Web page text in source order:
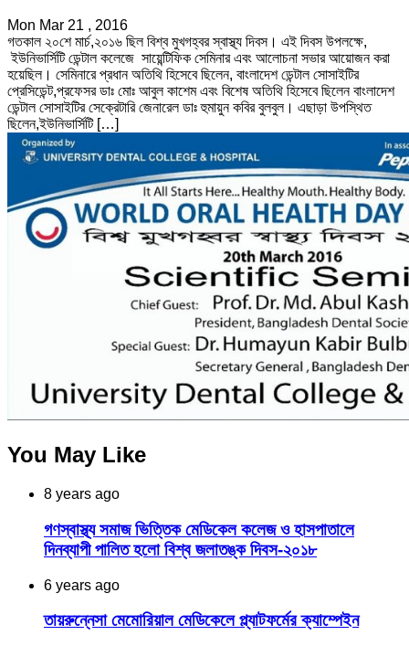
Mon Mar 21 , 2016
গতকাল ২০শে মার্চ,২০১৬ ছিল বিশ্ব মুখগহ্বর স্বাস্থ্য দিবস। এই দিবস উপলক্ষে,
ইউনিভার্সিটি ডেন্টাল কলেজে সায়েন্টিফিক সেমিনার এবং আলোচনা সভার আয়োজন করা
হয়েছিল। সেমিনারে প্রধান অতিথি হিসেবে ছিলেন, বাংলাদেশ ডেন্টাল সোসাইটির
প্রেসিডেন্ট,প্রফেসর ডাঃ মোঃ আবুল কাশেম এবং বিশেষ অতিথি হিসেবে ছিলেন বাংলাদেশ
ডেন্টাল সোসাইটির সেক্রেটারি জেনারেল ডাঃ হুমায়ুন কবির বুলবুল। এছাড়া উপস্থিত
ছিলেন,ইউনিভার্সিটি […]
You May Like
8 years ago
গণস্বাস্থ্য সমাজ ভিত্তিক মেডিকেল কলেজ ও হাসপাতালে
দিনব্যাপী পালিত হলো বিশ্ব জলাতঙ্ক দিবস-২০১৮
6 years ago
তায়রুন্নেসা মেমোরিয়াল মেডিকেলে প্ল্যাটফর্মের ক্যাম্পেইন